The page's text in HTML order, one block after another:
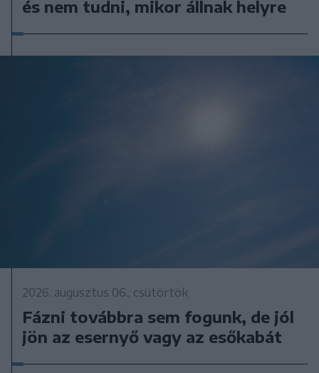
és nem tudni, mikor állnak helyre
2026. augusztus 06., csütörtök
Fázni továbbra sem fogunk, de jól
jön az esernyő vagy az esőkabát